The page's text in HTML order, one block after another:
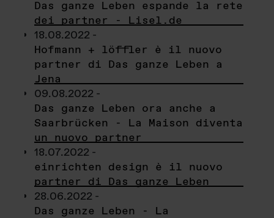
Das ganze Leben espande la rete
dei partner - Lisel.de
18.08.2022 -
Hofmann + löffler è il nuovo
partner di Das ganze Leben a
Jena
09.08.2022 -
Das ganze Leben ora anche a
Saarbrücken - La Maison diventa
un nuovo partner
18.07.2022 -
einrichten design è il nuovo
partner di Das ganze Leben
28.06.2022 -
Das ganze Leben - La